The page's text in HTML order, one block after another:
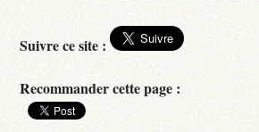
Suivre ce site :
Recommander cette page :